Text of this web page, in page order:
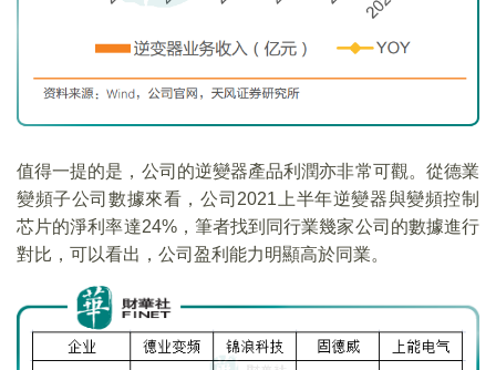
值得一提的是，公司的逆變器產品利潤亦非常可觀。從德業
變頻子公司數據來看，公司2021上半年逆變器與變頻控制
芯片的淨利率達24%，筆者找到同行業幾家公司的數據進行
對比，可以看出，公司盈利能力明顯高於同業。